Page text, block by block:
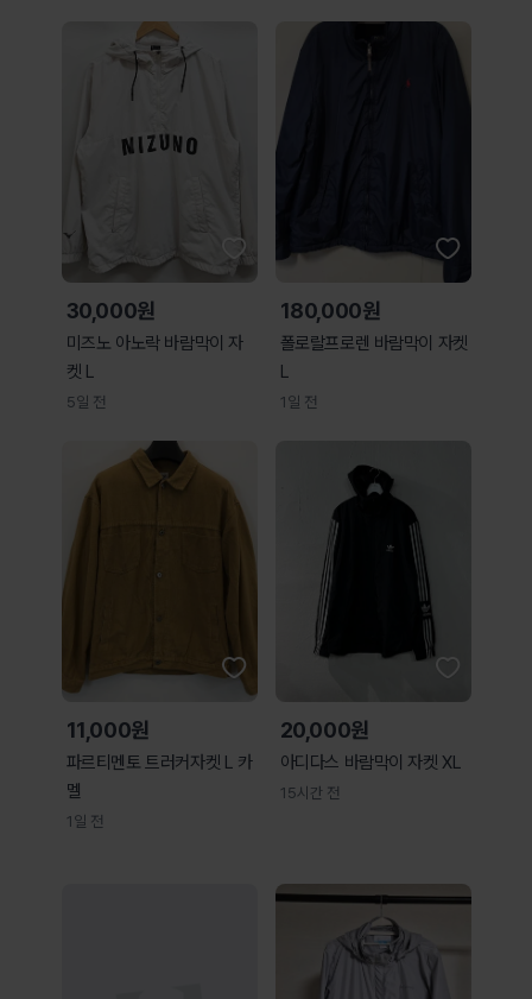
30,000원
미즈노 아노락 바람막이 자
켓 L
5일 전
180,000원
폴로랄프로렌 바람막이 자켓
L
1일 전
11,000원
파르티멘토 트러커자켓 L 카
멜
1일 전
20,000원
아디다스 바람막이 자켓 XL
15시간 전